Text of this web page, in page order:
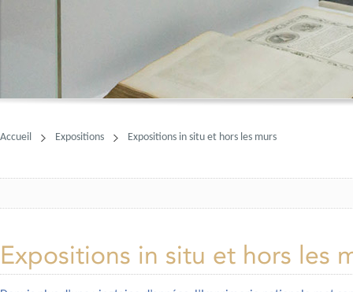
Accueil Expositions Expositions in situ et hors les murs
Expositions in situ et hors les